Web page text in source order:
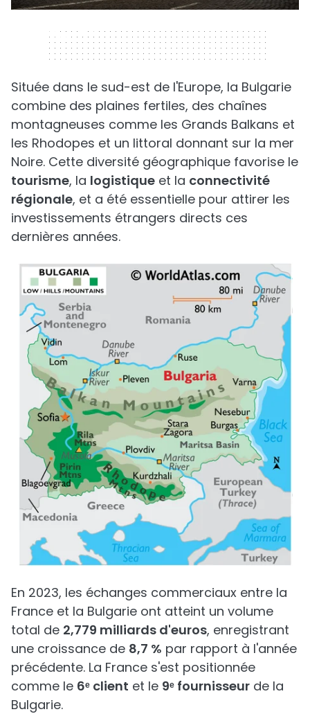
320 x 50
Située dans le sud-est de l'Europe, la Bulgarie
combine des plaines fertiles, des chaînes
montagneuses comme les Grands Balkans et
les Rhodopes et un littoral donnant sur la mer
Noire. Cette diversité géographique favorise le
tourisme, la logistique et la connectivité
régionale, et a été essentielle pour attirer les
investissements étrangers directs ces
dernières années.
En 2023, les échanges commerciaux entre la
France et la Bulgarie ont atteint un volume
total de 2,779 milliards d'euros, enregistrant
une croissance de 8,7 % par rapport à l'année
précédente. La France s'est positionnée
comme le 6ᵉ client et le 9ᵉ fournisseur de la
Bulgarie.